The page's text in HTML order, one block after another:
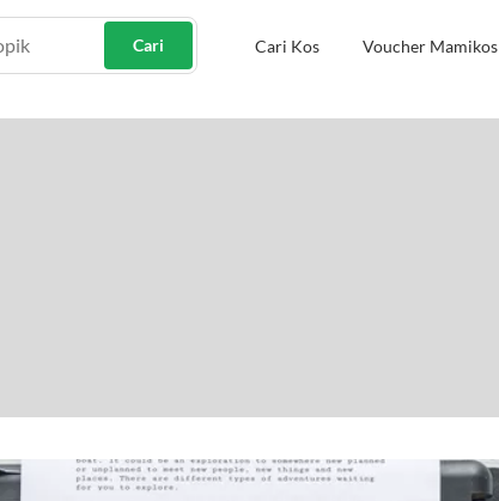
Cari Cari Kos Voucher Mamikos